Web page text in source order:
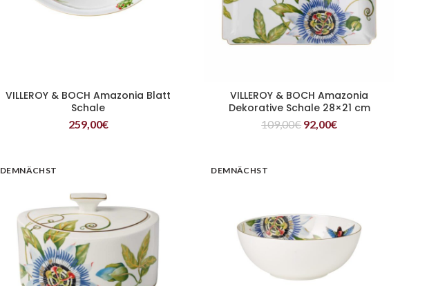
WEITERLESEN
VILLEROY & BOCH Amazonia Blatt
Schale
259,00€
WEITERLESEN
VILLEROY & BOCH Amazonia
Dekorative Schale 28×21 cm
109,00€ 92,00€
DEMNÄCHST DEMNÄCHST